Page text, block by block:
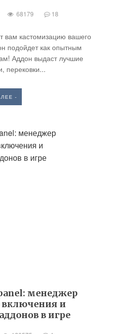
68179 18
вам кастомизацию вашего
подойдет как опытным
Аддон выдаст лучшие
перековки...
-
менеджер
включения и
в игре